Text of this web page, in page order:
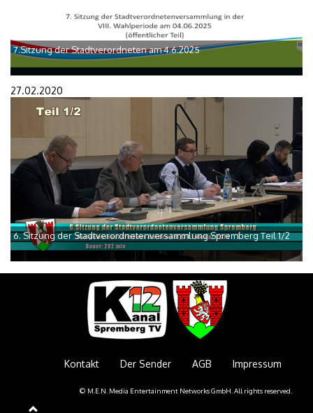
7.Sitzung der Stadtverordneten am 4.6.2025
27.02.2020
6. Sitzung der Stadtverordnetenversammlung Spremberg Teil 1/2
Kontakt Der Sender AGB Impressum
© M.E.N. Media Entertainment Networks GmbH. All rights reserved.